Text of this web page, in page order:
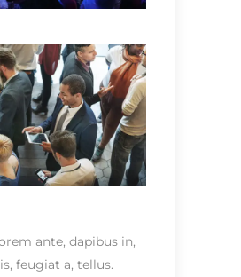
ante, dapibus in,
feugiat a, tellus.